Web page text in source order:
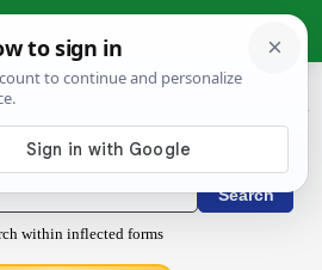
› perdens
/ Conjugations latin
within inflected forms